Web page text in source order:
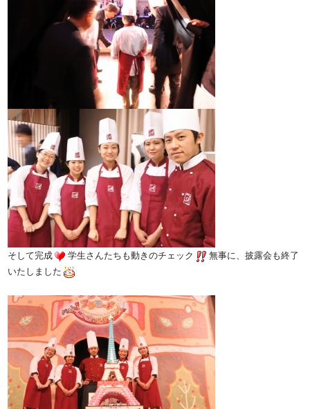
そして完成 学生さんたちも動きのチェック
無事に、披露会も終了
いたしました